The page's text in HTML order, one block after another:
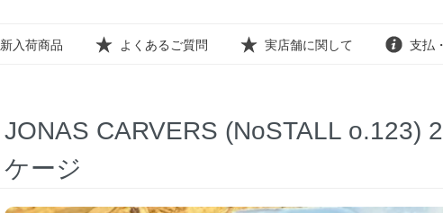
新入荷商品 よくあるご質問 実店舗に関して 支払
JONAS CARVERS (NoSTALL o.123)
ケージ